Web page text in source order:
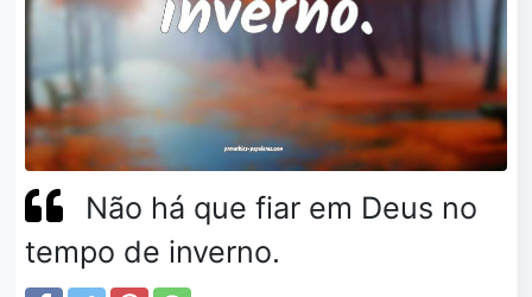
Não há que fiar em Deus no
tempo de inverno.